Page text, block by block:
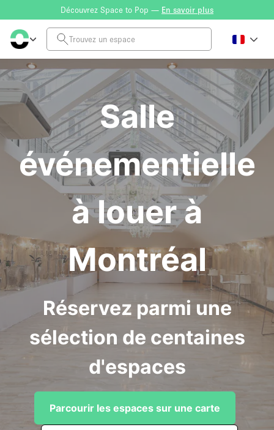
Découvrez Space to Pop — En savoir plus
Salle
événementielle
à louer à
Montréal
Réservez parmi une
sélection de centaines
d'espaces
Parcourir les espaces sur une carte